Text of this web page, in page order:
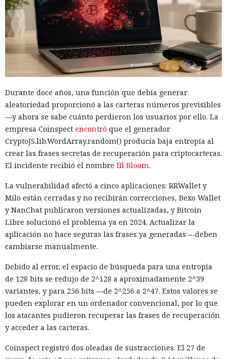
Durante doce años, una función que debía generar
aleatoriedad proporcionó a las carteras números previsibles
—y ahora se sabe cuánto perdieron los usuarios por ello. La
empresa Coinspect encontró que el generador
CryptoJS.lib.WordArray.random() producía baja entropía al
crear las frases secretas de recuperación para criptocarteras.
El incidente recibió el nombre Ill Bloom.
La vulnerabilidad afectó a cinco aplicaciones: RRWallet y
Milo están cerradas y no recibirán correcciones, Bexo Wallet
y NanChat publicaron versiones actualizadas, y Bitcoin
Libre solucionó el problema ya en 2024. Actualizar la
aplicación no hace seguras las frases ya generadas —deben
cambiarse manualmente.
Debido al error, el espacio de búsqueda para una entropía
de 128 bits se redujo de 2^128 a aproximadamente 2^39
variantes, y para 256 bits —de 2^256 a 2^47. Estos valores se
pueden explorar en un ordenador convencional, por lo que
los atacantes pudieron recuperar las frases de recuperación
y acceder a las carteras.
Coinspect registró dos oleadas de sustracciones. El 27 de